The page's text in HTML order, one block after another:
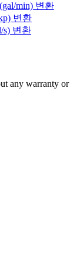
min) 변환
변환
s) 변환
any warranty or